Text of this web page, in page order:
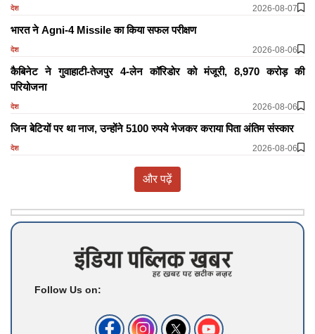
देश 2026-08-07
भारत ने Agni-4 Missile का किया सफल परीक्षण
देश 2026-08-06
कैबिनेट ने गुवाहाटी-तेजपुर 4-लेन कॉरिडोर को मंजूरी, 8,970 करोड़ की
परियोजना
देश 2026-08-06
जिन बेटियों पर था नाज, उन्होंने 5100 रुपये भेजकर कराया पिता अंतिम संस्कार
देश 2026-08-06
और पढ़ें
Follow Us on: